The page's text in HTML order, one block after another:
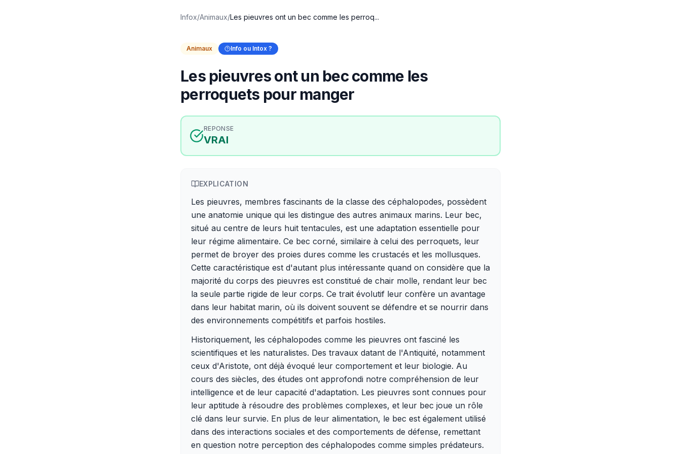
Infox/Animaux/Les pieuvres ont un bec comme les perroq...
Animaux Info ou Intox ?
Les pieuvres ont un bec comme les
perroquets pour manger
REPONSE
VRAI
EXPLICATION
Les pieuvres, membres fascinants de la classe des céphalopodes, possèdent
une anatomie unique qui les distingue des autres animaux marins. Leur bec,
situé au centre de leurs huit tentacules, est une adaptation essentielle pour
leur régime alimentaire. Ce bec corné, similaire à celui des perroquets, leur
permet de broyer des proies dures comme les crustacés et les mollusques.
Cette caractéristique est d'autant plus intéressante quand on considère que la
majorité du corps des pieuvres est constitué de chair molle, rendant leur bec
la seule partie rigide de leur corps. Ce trait évolutif leur confère un avantage
dans leur habitat marin, où ils doivent souvent se défendre et se nourrir dans
des environnements compétitifs et parfois hostiles.
Historiquement, les céphalopodes comme les pieuvres ont fasciné les
scientifiques et les naturalistes. Des travaux datant de l'Antiquité, notamment
ceux d'Aristote, ont déjà évoqué leur comportement et leur biologie. Au
cours des siècles, des études ont approfondi notre compréhension de leur
intelligence et de leur capacité d'adaptation. Les pieuvres sont connues pour
leur aptitude à résoudre des problèmes complexes, et leur bec joue un rôle
clé dans leur survie. En plus de leur alimentation, le bec est également utilisé
dans des interactions sociales et des comportements de défense, remettant
en question notre perception des céphalopodes comme simples prédateurs.